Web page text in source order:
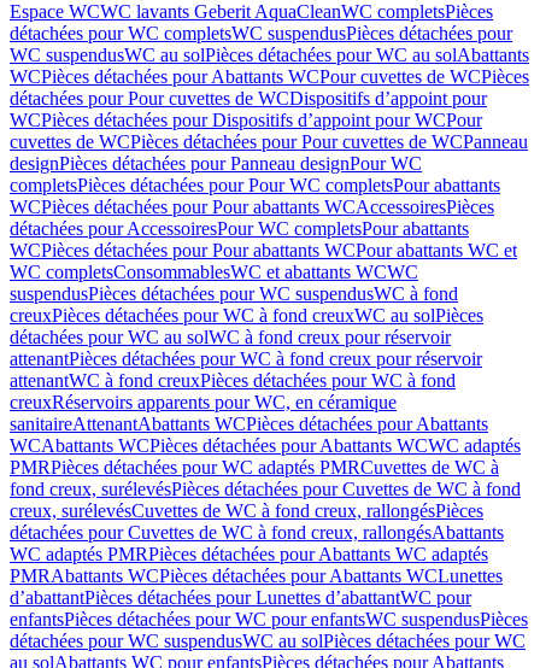
Espace WCWC lavants Geberit AquaCleanWC completsPièces
détachées pour WC completsWC suspendusPièces détachées pour
WC suspendusWC au solPièces détachées pour WC au solAbattants
WCPièces détachées pour Abattants WCPour cuvettes de WCPièces
détachées pour Pour cuvettes de WCDispositifs d’appoint pour
WCPièces détachées pour Dispositifs d’appoint pour WCPour
cuvettes de WCPièces détachées pour Pour cuvettes de WCPanneau
designPièces détachées pour Panneau designPour WC
completsPièces détachées pour Pour WC completsPour abattants
WCPièces détachées pour Pour abattants WCAccessoiresPièces
détachées pour AccessoiresPour WC completsPour abattants
WCPièces détachées pour Pour abattants WCPour abattants WC et
WC completsConsommablesWC et abattants WCWC
suspendusPièces détachées pour WC suspendusWC à fond
creuxPièces détachées pour WC à fond creuxWC au solPièces
détachées pour WC au solWC à fond creux pour réservoir
attenantPièces détachées pour WC à fond creux pour réservoir
attenantWC à fond creuxPièces détachées pour WC à fond
creuxRéservoirs apparents pour WC, en céramique
sanitaireAttenantAbattants WCPièces détachées pour Abattants
WCAbattants WCPièces détachées pour Abattants WCWC adaptés
PMRPièces détachées pour WC adaptés PMRCuvettes de WC à
fond creux, surélevésPièces détachées pour Cuvettes de WC à fond
creux, surélevésCuvettes de WC à fond creux, rallongésPièces
détachées pour Cuvettes de WC à fond creux, rallongésAbattants
WC adaptés PMRPièces détachées pour Abattants WC adaptés
PMRAbattants WCPièces détachées pour Abattants WCLunettes
d’abattantPièces détachées pour Lunettes d’abattantWC pour
enfantsPièces détachées pour WC pour enfantsWC suspendusPièces
détachées pour WC suspendusWC au solPièces détachées pour WC
au solAbattants WC pour enfantsPièces détachées pour Abattants